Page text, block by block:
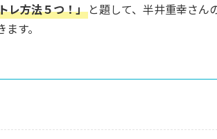
レ方法５つ！」 と題して、半井重幸さん
す。